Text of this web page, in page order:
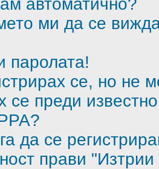
автоматично?
ми да се
паролата!
се, но не
се преди
да се
прави "Изтрии